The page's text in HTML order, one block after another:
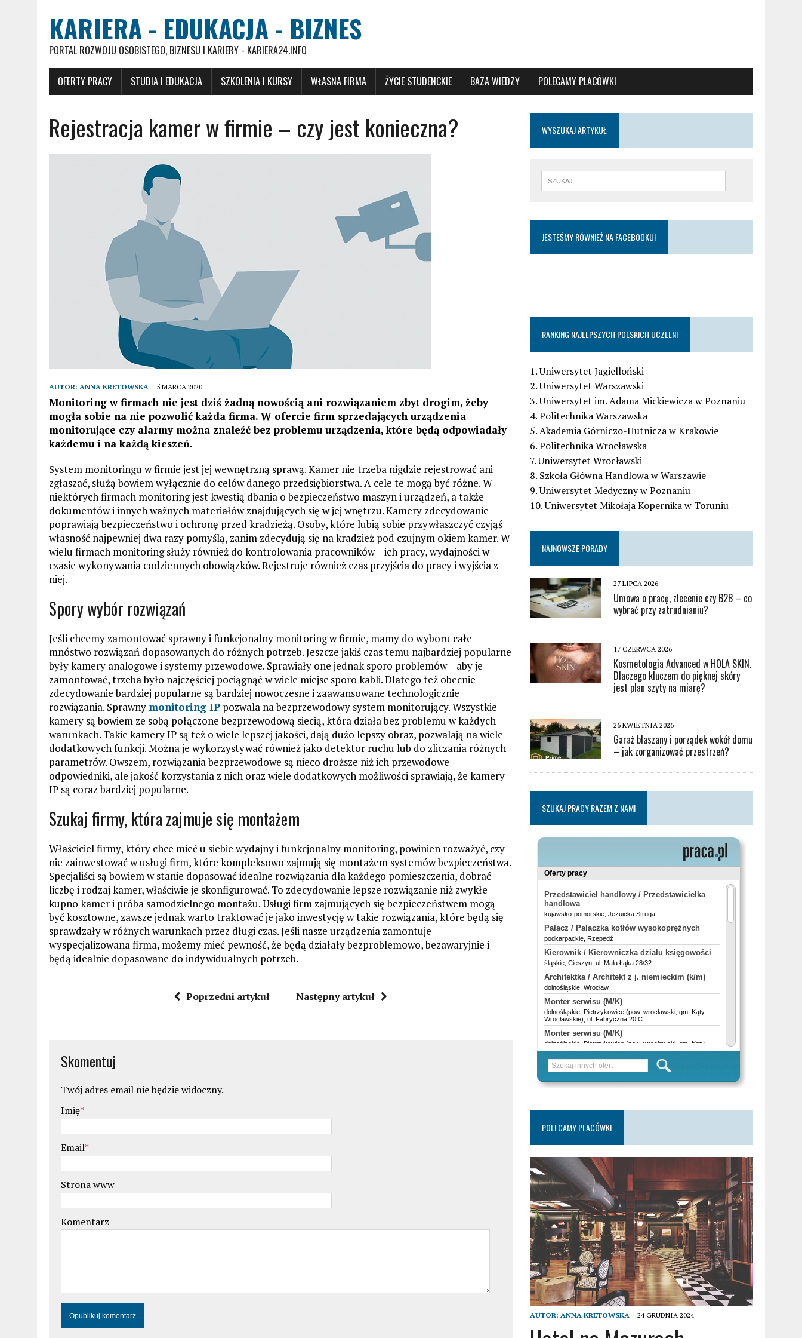
KARIERA - EDUKACJA - BIZNES
PORTAL ROZWOJU OSOBISTEGO, BIZNESU I KARIERY - KARIERA24.INFO
OFERTY PRACY STUDIA I EDUKACJA SZKOLENIA I KURSY WŁASNA FIRMA ŻYCIE STUDENCKIE BAZA WIEDZY POLECAMY PLACÓWKI
Rejestracja kamer w firmie – czy jest konieczna?
AUTOR: ANNA KRETOWSKA 5 MARCA 2020
Monitoring w firmach nie jest dziś żadną nowością ani rozwiązaniem zbyt drogim, żeby
mogła sobie na nie pozwolić każda firma. W ofercie firm sprzedających urządzenia
monitorujące czy alarmy można znaleźć bez problemu urządzenia, które będą odpowiadały
każdemu i na każdą kieszeń.
System monitoringu w firmie jest jej wewnętrzną sprawą. Kamer nie trzeba nigdzie rejestrować ani
zgłaszać, służą bowiem wyłącznie do celów danego przedsiębiorstwa. A cele te mogą być różne. W
niektórych firmach monitoring jest kwestią dbania o bezpieczeństwo maszyn i urządzeń, a także
dokumentów i innych ważnych materiałów znajdujących się w jej wnętrzu. Kamery zdecydowanie
poprawiają bezpieczeństwo i ochronę przed kradzieżą. Osoby, które lubią sobie przywłaszczyć czyjąś
własność najpewniej dwa razy pomyślą, zanim zdecydują się na kradzież pod czujnym okiem kamer. W
wielu firmach monitoring służy również do kontrolowania pracowników – ich pracy, wydajności w
czasie wykonywania codziennych obowiązków. Rejestruje również czas przyjścia do pracy i wyjścia z
niej.
Spory wybór rozwiązań
Jeśli chcemy zamontować sprawny i funkcjonalny monitoring w firmie, mamy do wyboru całe
mnóstwo rozwiązań dopasowanych do różnych potrzeb. Jeszcze jakiś czas temu najbardziej popularne
były kamery analogowe i systemy przewodowe. Sprawiały one jednak sporo problemów – aby je
zamontować, trzeba było najczęściej pociągnąć w wiele miejsc sporo kabli. Dlatego też obecnie
zdecydowanie bardziej popularne są bardziej nowoczesne i zaawansowane technologicznie
rozwiązania. Sprawny monitoring IP pozwala na bezprzewodowy system monitorujący. Wszystkie
kamery są bowiem ze sobą połączone bezprzewodową siecią, która działa bez problemu w każdych
warunkach. Takie kamery IP są też o wiele lepszej jakości, dają dużo lepszy obraz, pozwalają na wiele
dodatkowych funkcji. Można je wykorzystywać również jako detektor ruchu lub do zliczania różnych
parametrów. Owszem, rozwiązania bezprzewodowe są nieco droższe niż ich przewodowe
odpowiedniki, ale jakość korzystania z nich oraz wiele dodatkowych możliwości sprawiają, że kamery
IP są coraz bardziej popularne.
Szukaj firmy, która zajmuje się montażem
Właściciel firmy, który chce mieć u siebie wydajny i funkcjonalny monitoring, powinien rozważyć, czy
nie zainwestować w usługi firm, które kompleksowo zajmują się montażem systemów bezpieczeństwa.
Specjaliści są bowiem w stanie dopasować idealne rozwiązania dla każdego pomieszczenia, dobrać
liczbę i rodzaj kamer, właściwie je skonfigurować. To zdecydowanie lepsze rozwiązanie niż zwykłe
kupno kamer i próba samodzielnego montażu. Usługi firm zajmujących się bezpieczeństwem mogą
być kosztowne, zawsze jednak warto traktować je jako inwestycję w takie rozwiązania, które będą się
sprawdzały w różnych warunkach przez długi czas. Jeśli nasze urządzenia zamontuje
wyspecjalizowana firma, możemy mieć pewność, że będą działały bezproblemowo, bezawaryjnie i
będą idealnie dopasowane do indywidualnych potrzeb.
Poprzedni artykuł Następny artykuł
Skomentuj
Twój adres email nie będzie widoczny.
Imię*
Email*
Strona www
Komentarz
WYSZUKAJ ARTYKUŁ
JESTEŚMY RÓWNIEŻ NA FACEBOOKU!
RANKING NAJLEPSZYCH POLSKICH UCZELNI
1. Uniwersytet Jagielloński
2. Uniwersytet Warszawski
3. Uniwersytet im. Adama Mickiewicza w Poznaniu
4. Politechnika Warszawska
5. Akademia Górniczo-Hutnicza w Krakowie
6. Politechnika Wrocławska
7. Uniwersytet Wrocławski
8. Szkoła Główna Handlowa w Warszawie
9. Uniwersytet Medyczny w Poznaniu
10. Uniwersytet Mikołaja Kopernika w Toruniu
NAJNOWSZE PORADY
27 LIPCA 2026
Umowa o pracę, zlecenie czy B2B – co
wybrać przy zatrudnianiu?
17 CZERWCA 2026
Kosmetologia Advanced w HOLA SKIN.
Dlaczego kluczem do pięknej skóry
jest plan szyty na miarę?
26 KWIETNIA 2026
Garaż blaszany i porządek wokół domu
– jak zorganizować przestrzeń?
SZUKAJ PRACY RAZEM Z NAMI
POLECAMY PLACÓWKI
AUTOR: ANNA KRETOWSKA 24 GRUDNIA 2024